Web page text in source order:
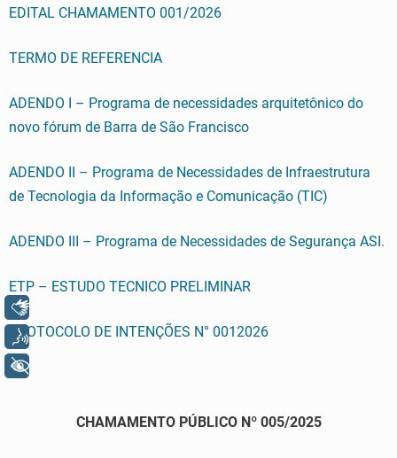
EDITAL CHAMAMENTO 001/2026
TERMO DE REFERENCIA
ADENDO I – Programa de necessidades arquitetônico do
novo fórum de Barra de São Francisco
ADENDO II – Programa de Necessidades de Infraestrutura
de Tecnologia da Informação e Comunicação (TIC)
ADENDO III – Programa de Necessidades de Segurança ASI.
ETP – ESTUDO TECNICO PRELIMINAR
PROTOCOLO DE INTENÇÕES N° 0012026
CHAMAMENTO PÚBLICO Nº 005/2025
Voz